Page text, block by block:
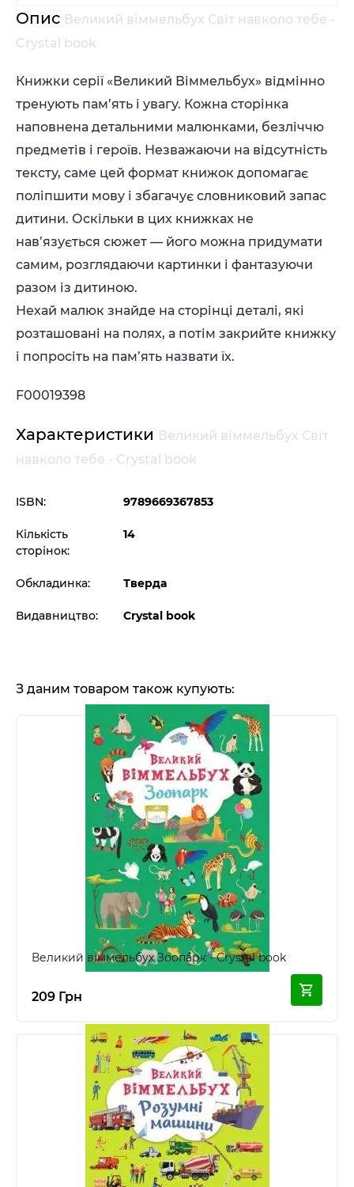
Опис Великий віммельбух Світ навколо тебе -
Crystal book
Книжки серії «Великий Віммельбух» відмінно
тренують пам’ять і увагу. Кожна сторінка
наповнена детальними малюнками, безліччю
предметів і героїв. Незважаючи на відсутність
тексту, саме цей формат книжок допомагає
поліпшити мову і збагачує словниковий запас
дитини. Оскільки в цих книжках не
нав’язується сюжет — його можна придумати
самим, розглядаючи картинки і фантазуючи
разом із дитиною.
Нехай малюк знайде на сторінці деталі, які
розташовані на полях, а потім закрийте книжку
і попросіть на пам’ять назвати їх.
F00019398
Характеристики Великий віммельбух Світ
навколо тебе - Crystal book
ISBN: 9789669367853
Кількість
сторінок:
14
Обкладинка: Тверда
Видавництво: Crystal book
З даним товаром також купують:
Великий віммельбух Зоопарк - Crystal book
209 Грн